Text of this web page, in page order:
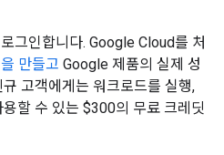
그인합니다. Google Cloud를 처
만들고 Google 제품의 실제 성
고객에게는 워크로드를 실행,
할 수 있는 $300의 무료 크레딧